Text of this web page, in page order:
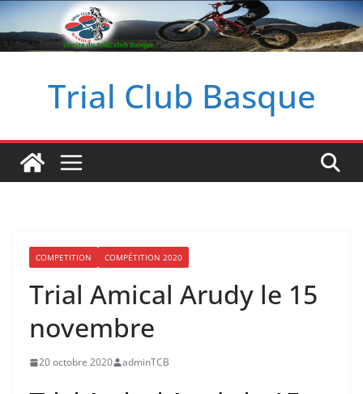
Passer
au
contenu
Trial Club Basque
COMPETITION COMPÉTITION 2020
Trial Amical Arudy le 15
novembre
20 octobre 2020 adminTCB